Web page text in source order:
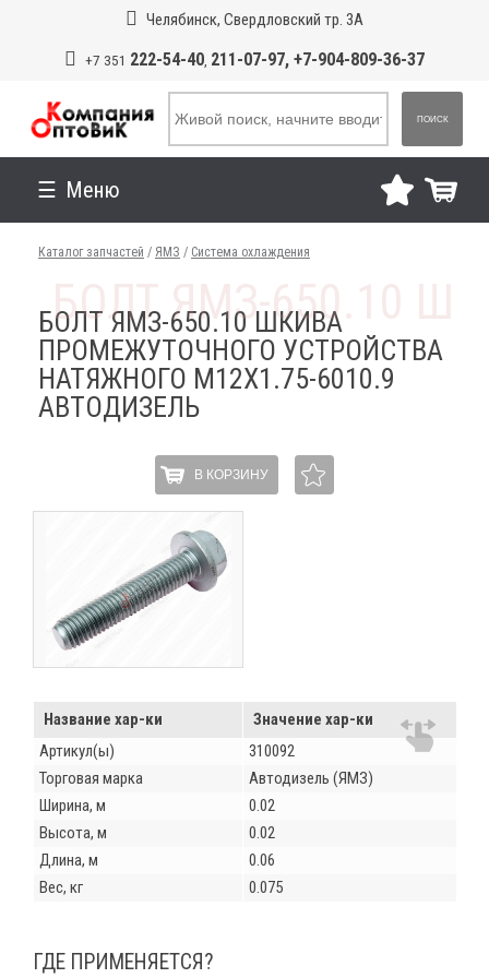
Челябинск, Свердловский тр. 3А
+7 351 222-54-40, 211-07-97, +7-904-809-36-37
ПОИСК
Меню
Каталог запчастей / ЯМЗ / Система охлаждения
БОЛТ ЯМЗ-650.10 ШКИВА
ПРОМЕЖУТОЧНОГО УСТРОЙСТВА
НАТЯЖНОГО М12Х1.75-6010.9
АВТОДИЗЕЛЬ
В КОРЗИНУ
Название хар-ки
Значение хар-ки
Артикул(ы)
310092
Торговая марка
Автодизель (ЯМЗ)
Ширина, м
0.02
Высота, м
0.02
Длина, м
0.06
Вес, кг
0.075
ГДЕ ПРИМЕНЯЕТСЯ?